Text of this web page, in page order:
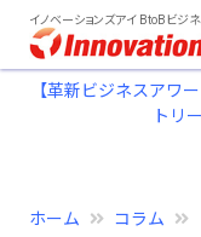
イノベーションズアイ BtoBビジ
【革新ビジネスアワ
トリ
ホーム コラム